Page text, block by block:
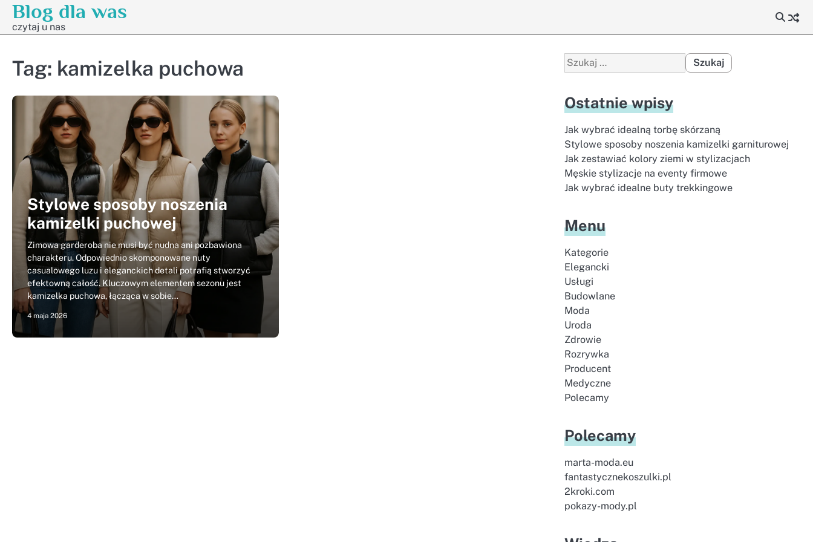
Skip
content
Blog dla was
czytaj u nas
Tag: kamizelka puchowa
Stylowe sposoby noszenia
kamizelki puchowej
Zimowa garderoba nie musi być nudna ani pozbawiona
charakteru. Odpowiednio skomponowane nuty
casualowego luzu i eleganckich detali potrafią stworzyć
efektowną całość. Kluczowym elementem sezonu jest
kamizelka puchowa, łącząca w sobie…
4 maja 2026
Szukaj:
Ostatnie wpisy
Jak wybrać idealną torbę skórzaną
Stylowe sposoby noszenia kamizelki garniturowej
Jak zestawiać kolory ziemi w stylizacjach
Męskie stylizacje na eventy firmowe
Jak wybrać idealne buty trekkingowe
Menu
Kategorie
Elegancki
Usługi
Budowlane
Moda
Uroda
Zdrowie
Rozrywka
Producent
Medyczne
Polecamy
Polecamy
marta-moda.eu
fantastycznekoszulki.pl
2kroki.com
pokazy-mody.pl